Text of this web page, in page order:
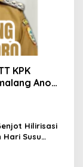
KPK
Anom
Hilirisasi
Hari Susu